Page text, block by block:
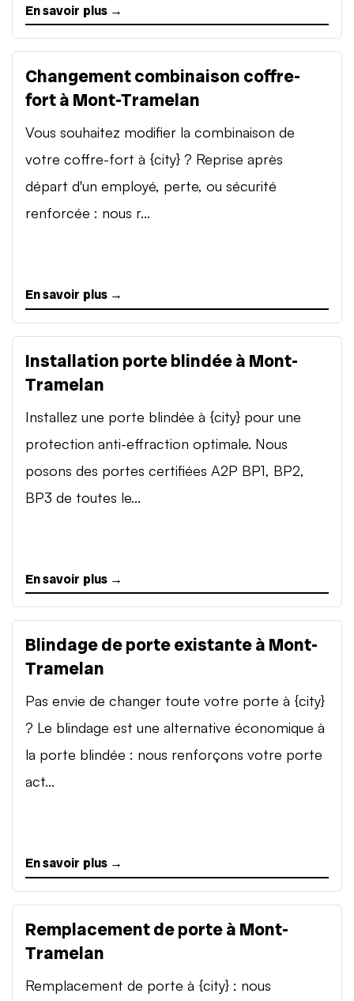
En savoir plus →
Changement combinaison coffre-
fort à Mont-Tramelan
Vous souhaitez modifier la combinaison de
votre coffre-fort à {city} ? Reprise après
départ d'un employé, perte, ou sécurité
renforcée : nous r...
En savoir plus →
Installation porte blindée à Mont-
Tramelan
Installez une porte blindée à {city} pour une
protection anti-effraction optimale. Nous
posons des portes certifiées A2P BP1, BP2,
BP3 de toutes le...
En savoir plus →
Blindage de porte existante à Mont-
Tramelan
Pas envie de changer toute votre porte à {city}
? Le blindage est une alternative économique à
la porte blindée : nous renforçons votre porte
act...
En savoir plus →
Remplacement de porte à Mont-
Tramelan
Remplacement de porte à {city} : nous